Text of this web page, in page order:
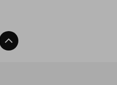
Back To Top